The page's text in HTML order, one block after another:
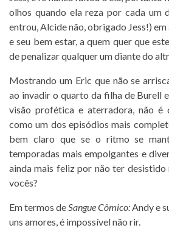
olhos quando ela reza por cada um
entrou, Alcide não, obrigado Jess!)
e seu bem estar, a quem quer que
de penalizar qualquer um diante do
Mostrando um Eric que não se
ao invadir o quarto da filha de Burell
visão profética e aterradora, não é
como um dos episódios mais
bem claro que se o ritmo se
temporadas mais empolgantes e
ainda mais feliz por não ter desistido
vocês?
Em termos deSangue Cômico:Andy e
uns amores, é impossível não rir.